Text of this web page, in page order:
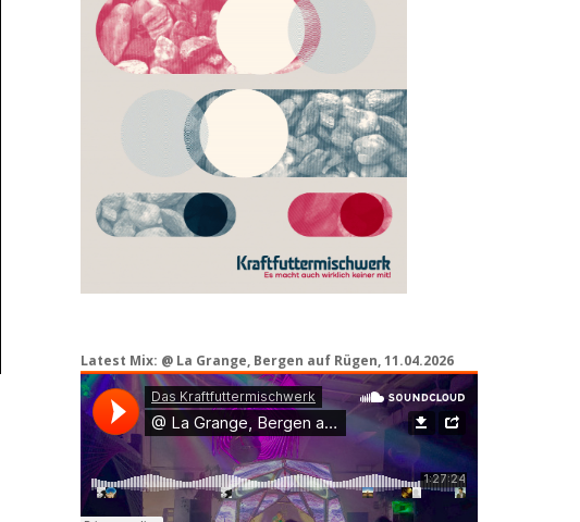
Latest Mix: @ La Grange, Bergen auf Rügen, 11.04.2026